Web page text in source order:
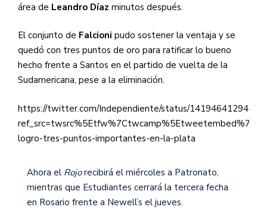
área de Leandro Díaz minutos después.
El conjunto de Falcioni pudo sostener la ventaja y se
quedó con tres puntos de oro para ratificar lo bueno
hecho frente a Santos en el partido de vuelta de la
Sudamericana, pese a la eliminación.
https://twitter.com/Independiente/status/
logro-tres-puntos-importantes-en-la-plata
Ahora el Rojorecibirá el miércoles a Patronato,
mientras que Estudiantes cerrará la tercera fecha
en Rosario frente a Newell’s el jueves.